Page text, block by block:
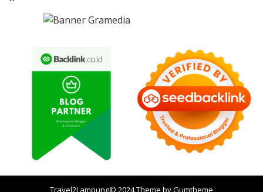
Travel2Lampung© 2024 Theme byGumtheme